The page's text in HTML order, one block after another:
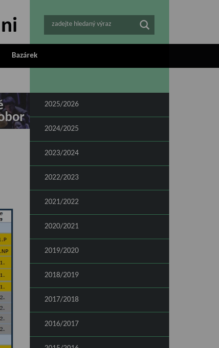
zadejte hledaný výraz
Bazárek
2025/2026
2024/2025
2023/2024
2022/2023
2021/2022
2020/2021
2019/2020
2018/2019
2017/2018
2016/2017